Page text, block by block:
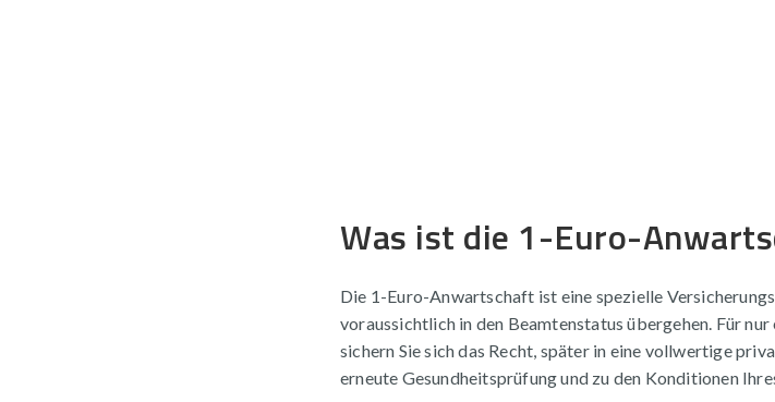
Was ist die 1-Euro-
Die 1-Euro-Anwartschaft ist eine spezielle
voraussichtlich in den Beamtenstatus übergehen. Für
sichern Sie sich das Recht, später in eine vollwertige
erneute Gesundheitsprüfung und zu den Konditionen